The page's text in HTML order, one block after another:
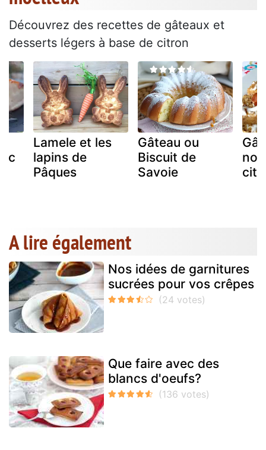
Découvrez des recettes de gâteaux et
desserts légers à base de citron
Lamele et les
lapins de
Pâques
Gâteau ou
Biscuit de
Savoie
A lire également
Nos idées de garnitures
sucrées pour vos crêpes
Que faire avec des
blancs d'oeufs?